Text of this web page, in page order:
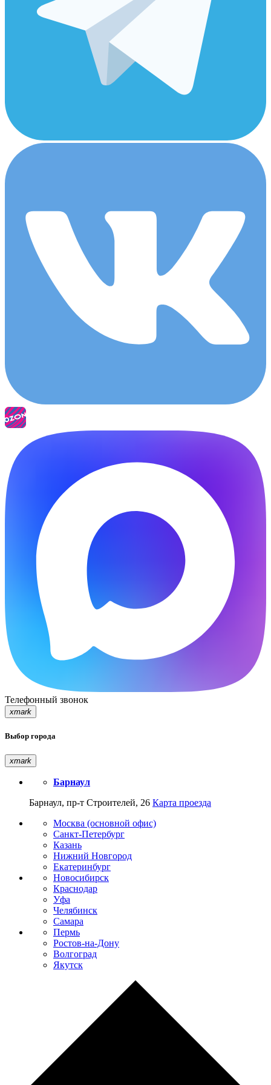
Телефонный звонок
xmark
Выбор города
xmark
Барнаул
Барнаул, пр-т Строителей, 26 Карта проезда
Москва (основной офис)
Санкт-Петербург
Казань
Нижний Новгород
Екатеринбург
Новосибирск
Краснодар
Уфа
Челябинск
Самара
Пермь
Ростов-на-Дону
Волгоград
Якутск